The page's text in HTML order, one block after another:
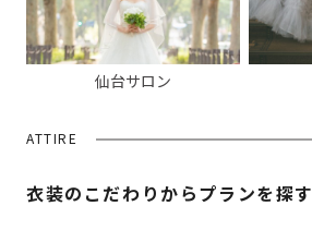
仙台サロン
ATTIRE
衣装のこだわりからプランを探す